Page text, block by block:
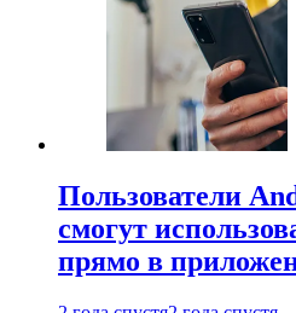
Пользователи
смогут
прямо в